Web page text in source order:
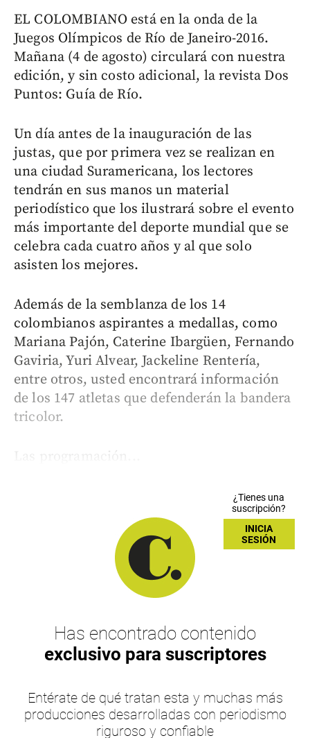
EL COLOMBIANO está en la onda de la
Juegos Olímpicos de Río de Janeiro-2016.
Mañana (4 de agosto) circulará con nuestra
edición, y sin costo adicional, la revista Dos
Puntos: Guía de Río.
Un día antes de la inauguración de las
justas, que por primera vez se realizan en
una ciudad Suramericana, los lectores
tendrán en sus manos un material
periodístico que los ilustrará sobre el evento
más importante del deporte mundial que se
celebra cada cuatro años y al que solo
asisten los mejores.
Además de la semblanza de los 14
colombianos aspirantes a medallas, como
Mariana Pajón, Caterine Ibargüen, Fernando
Gaviria, Yuri Alvear, Jackeline Rentería,
entre otros, usted encontrará información
de los 147 atletas que defenderán la bandera
tricolor.
Las programación...
¿Tienes una
suscripción?
INICIA
SESIÓN
Has encontrado contenido
exclusivo para suscriptores
Entérate de qué tratan esta y muchas más
producciones desarrolladas con periodismo
riguroso y confiable